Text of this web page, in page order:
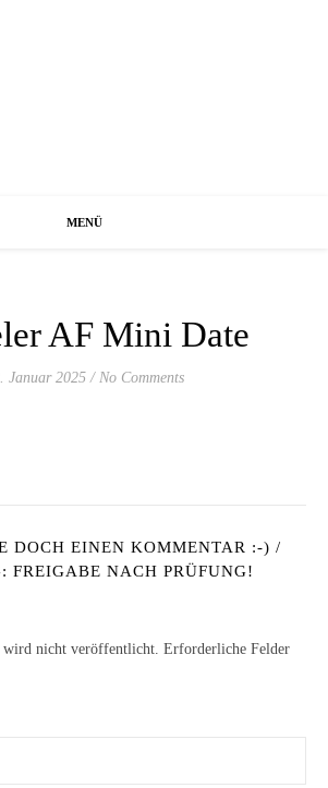
MENÜ
AF Mini Date
Januar 2025 / No Comments
DOCH EINEN KOMMENTAR :-) /
FREIGABE NACH PRÜFUNG!
wird nicht veröffentlicht. Erforderliche Felder